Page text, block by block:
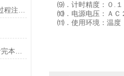
⑼．计时精度：０.１
⑽．电源电压：ＡＣ
⑾．使用环境：温度